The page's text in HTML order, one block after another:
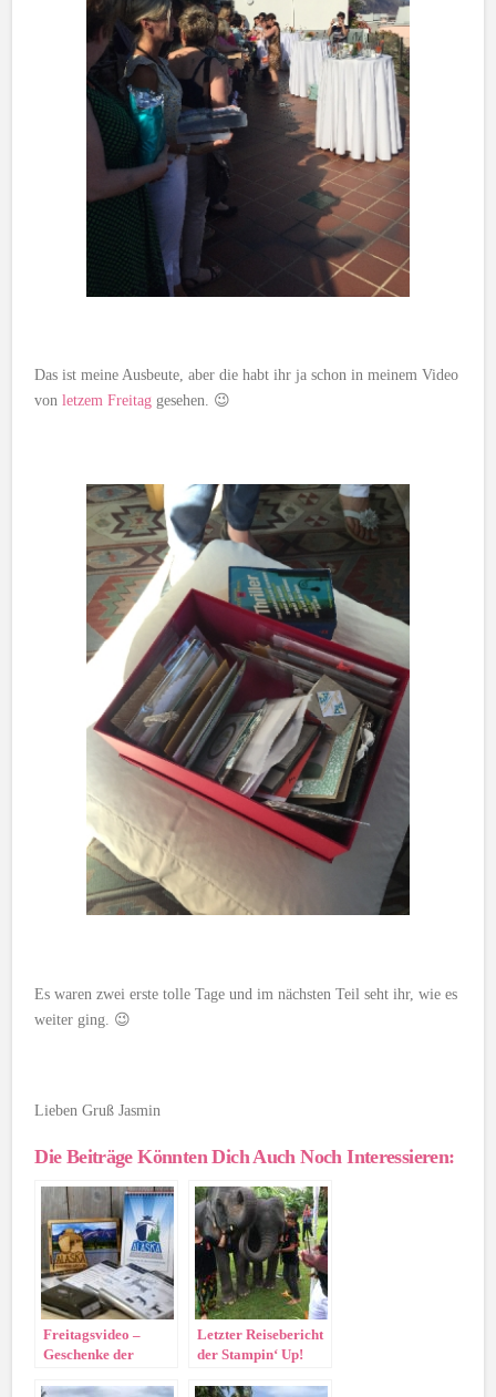
Das ist meine Ausbeute, aber die habt ihr ja schon in meinem Video
vonletzem Freitag gesehen. 😉
Es waren zwei erste tolle Tage und im nächsten Teil seht ihr, wie es
weiter ging. 😉
Lieben Gruß Jasmin
Die Beiträge Könnten Dich Auch Noch Interessieren:
Freitagsvideo –
Geschenke der
Letzter Reisebericht
der Stampin‘ Up!